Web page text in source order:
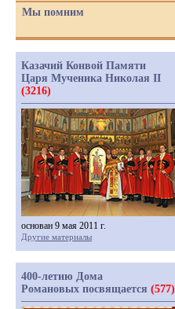
Мы помним
Казачий Конвой Памяти
Царя Мученика Николая II
(3216)
основан 9 мая 2011 г.
Другие материалы
400-летию Дома
Романовых посвящается (577)